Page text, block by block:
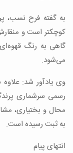
به گفته فرح نسب،
کوچکتر است و
گاهی به رنگ
می‌شود.
وی یادآور شد:
رسمی سرشماری
محال و بختیاری،
به ثبت رسیده است.
انتهای پیام